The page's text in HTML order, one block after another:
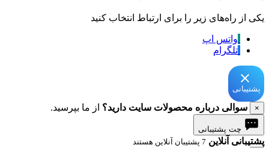
یکی از راه‌های زیر را برای ارتباط انتخاب کنید
واتس اپ
تلگرام
پشتیبانی
× سوالی درباره محصولات سایت دارید؟ از ما بپرسید.
چت پشتیبانی
پشتیبانی آنلاین 7 پشتیبان آنلاین هستند